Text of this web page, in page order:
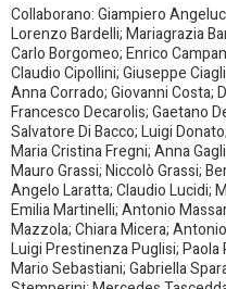
Collaborano: Giampiero
Lorenzo Bardelli; Mariagrazia
Carlo Borgomeo; Enrico
Claudio Cipollini; Giuseppe
Anna Corrado; Giovanni Costa;
Francesco Decarolis; Gaetano
Salvatore Di Bacco; Luigi
Maria Cristina Fregni; Anna
Mauro Grassi; Niccolò Grassi;
Angelo Laratta; Claudio Lucidi;
Emilia Martinelli; Antonio
Mazzola; Chiara Micera;
Luigi Prestinenza Puglisi; Paola
Mario Sebastiani; Gabriella